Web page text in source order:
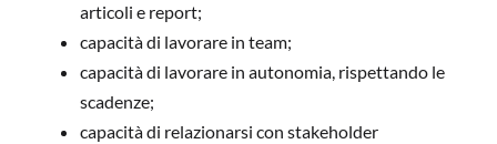
articoli e report;
capacità di lavorare in team;
capacità di lavorare in autonomia, rispettando le
scadenze;
capacità di relazionarsi con stakeholder